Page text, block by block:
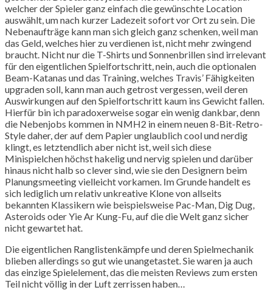
welcher der Spieler ganz einfach die gewünschte Location
auswählt, um nach kurzer Ladezeit sofort vor Ort zu sein. Die
Nebenaufträge kann man sich gleich ganz schenken, weil man
das Geld, welches hier zu verdienen ist, nicht mehr zwingend
braucht. Nicht nur die T-Shirts und Sonnenbrillen sind irrelevant
für den eigentlichen Spielfortschritt, nein, auch die optionalen
Beam-Katanas und das Training, welches Travis’ Fähigkeiten
upgraden soll, kann man auch getrost vergessen, weil deren
Auswirkungen auf den Spielfortschritt kaum ins Gewicht fallen.
Hierfür bin ich paradoxerweise sogar ein wenig dankbar, denn
die Nebenjobs kommen in NMH2 in einem neuen 8-Bit-Retro-
Style daher, der auf dem Papier unglaublich cool und nerdig
klingt, es letztendlich aber nicht ist, weil sich diese
Minispielchen höchst hakelig und nervig spielen und darüber
hinaus nicht halb so clever sind, wie sie den Designern beim
Planungsmeeting vielleicht vorkamen. Im Grunde handelt es
sich lediglich um relativ unkreative Klone von allseits
bekannten Klassikern wie beispielsweise Pac-Man, Dig Dug,
Asteroids oder Yie Ar Kung-Fu, auf die die Welt ganz sicher
nicht gewartet hat.
Die eigentlichen Ranglistenkämpfe und deren Spielmechanik
blieben allerdings so gut wie unangetastet. Sie waren ja auch
das einzige Spielelement, das die meisten Reviews zum ersten
Teil nicht völlig in der Luft zerrissen haben…